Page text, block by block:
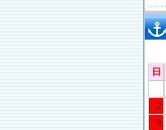
日
2
9